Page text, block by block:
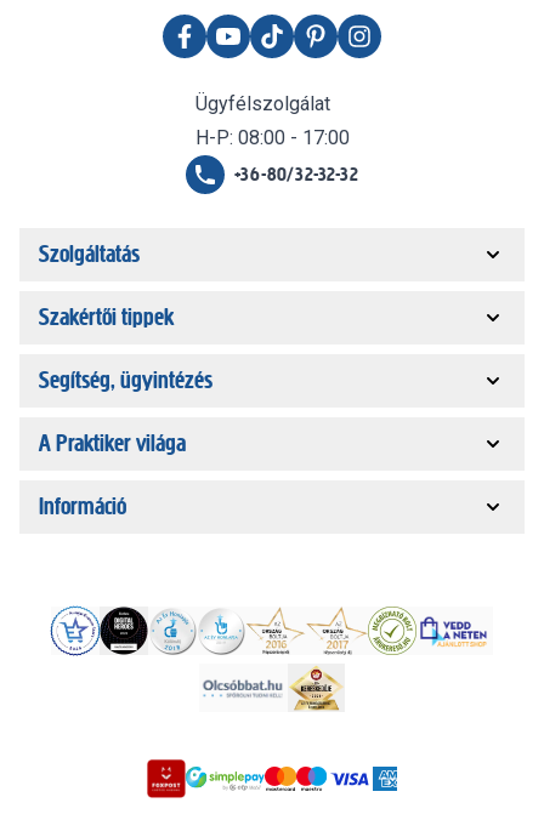
Ügyfélszolgálat
H-P: 08:00 - 17:00
+36-80/32-32-32
Szolgáltatás
Szakértői tippek
Segítség, ügyintézés
A Praktiker világa
Információ